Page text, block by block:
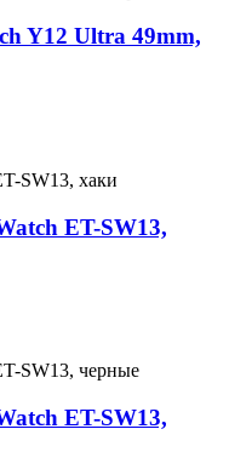
Y12 Ultra 49mm,
ET-SW13,
ET-SW13,